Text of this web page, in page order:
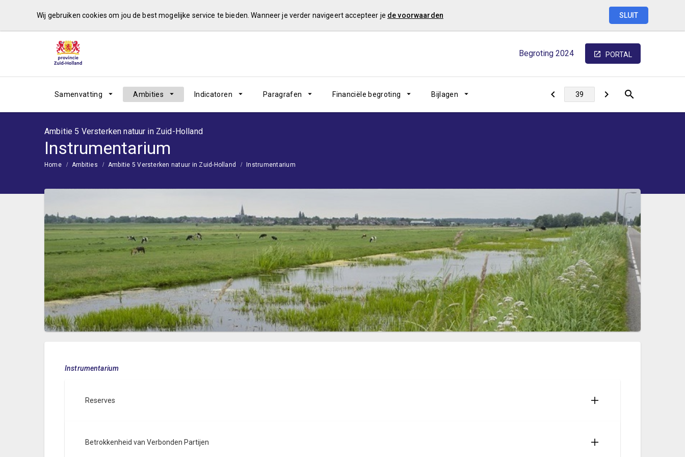
Wij gebruiken cookies om jou de best mogelijke service te bieden. Wanneer je verder navigeert accepteer je de voorwaarden SLUIT
Begroting 2024 PORTAL
Samenvatting Ambities Indicatoren Paragrafen Financiële begroting Bijlagen
Ambitie 5 Versterken natuur in Zuid-Holland
Instrumentarium
Home Ambities Ambitie 5 Versterken natuur in Zuid-Holland Instrumentarium
Instrumentarium
Reserves
Betrokkenheid van Verbonden Partijen